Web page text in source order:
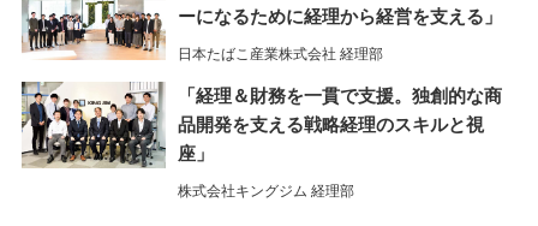
ーになるために経理から経営を支える」
日本たばこ産業株式会社 経理部
「経理＆財務を一貫で支援。独創的な商
品開発を支える戦略経理のスキルと視
座」
株式会社キングジム 経理部